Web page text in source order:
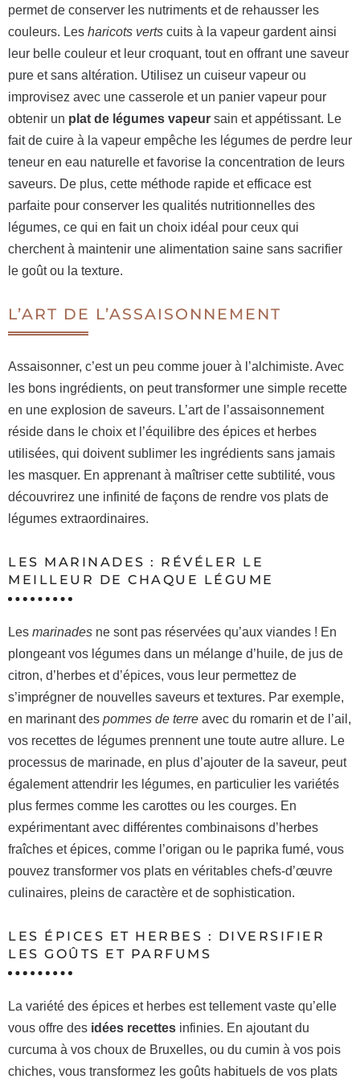
permet de conserver les nutriments et de rehausser les
couleurs. Les haricots verts cuits à la vapeur gardent ainsi
leur belle couleur et leur croquant, tout en offrant une saveur
pure et sans altération. Utilisez un cuiseur vapeur ou
improvisez avec une casserole et un panier vapeur pour
obtenir un plat de légumes vapeur sain et appétissant. Le
fait de cuire à la vapeur empêche les légumes de perdre leur
teneur en eau naturelle et favorise la concentration de leurs
saveurs. De plus, cette méthode rapide et efficace est
parfaite pour conserver les qualités nutritionnelles des
légumes, ce qui en fait un choix idéal pour ceux qui
cherchent à maintenir une alimentation saine sans sacrifier
le goût ou la texture.
L’ART DE L’ASSAISONNEMENT
Assaisonner, c’est un peu comme jouer à l’alchimiste. Avec
les bons ingrédients, on peut transformer une simple recette
en une explosion de saveurs. L’art de l’assaisonnement
réside dans le choix et l’équilibre des épices et herbes
utilisées, qui doivent sublimer les ingrédients sans jamais
les masquer. En apprenant à maîtriser cette subtilité, vous
découvrirez une infinité de façons de rendre vos plats de
légumes extraordinaires.
LES MARINADES : RÉVÉLER LE
MEILLEUR DE CHAQUE LÉGUME
Les marinades ne sont pas réservées qu’aux viandes ! En
plongeant vos légumes dans un mélange d’huile, de jus de
citron, d’herbes et d’épices, vous leur permettez de
s’imprégner de nouvelles saveurs et textures. Par exemple,
en marinant des pommes de terre avec du romarin et de l’ail,
vos recettes de légumes prennent une toute autre allure. Le
processus de marinade, en plus d’ajouter de la saveur, peut
également attendrir les légumes, en particulier les variétés
plus fermes comme les carottes ou les courges. En
expérimentant avec différentes combinaisons d’herbes
fraîches et épices, comme l’origan ou le paprika fumé, vous
pouvez transformer vos plats en véritables chefs-d’œuvre
culinaires, pleins de caractère et de sophistication.
LES ÉPICES ET HERBES : DIVERSIFIER
LES GOÛTS ET PARFUMS
La variété des épices et herbes est tellement vaste qu’elle
vous offre des idées recettes infinies. En ajoutant du
curcuma à vos choux de Bruxelles, ou du cumin à vos pois
chiches, vous transformez les goûts habituels de vos plats